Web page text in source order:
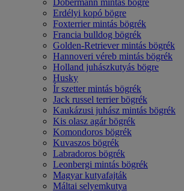
Dobermann mintás bögre
Erdélyi kopó bögre
Foxterrier mintás bögrék
Francia bulldog bögrék
Golden-Retriever mintás bögrék
Hannoveri véreb mintás bögrék
Holland juhászkutyás bögre
Husky
Ír szetter mintás bögrék
Jack russel terrier bögrék
Kaukázusi juhász mintás bögrék
Kis olasz agár bögrék
Komondoros bögrék
Kuvaszos bögrék
Labradoros bögrék
Leonbergi mintás bögrék
Magyar kutyafajták
Máltai selyemkutya